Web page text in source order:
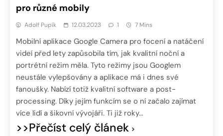
pro různé mobily
Adolf Pupík 12.03.2023 1 7 Mins
Mobilní aplikace Google Camera pro focení a natáčení
videí před lety zapůsobila tím, jak kvalitní noční a
portrétní režim měla. Tyto režimy jsou Googlem
neustále vylepšovány a aplikace má i dnes své
fanoušky. Nabízí totiž kvalitní software a post-
processing. Díky jejím funkcím se o ní začalo zajímat
více lidí a šikovní vývojáři. Ti již roky…
>>Přečíst celý článek